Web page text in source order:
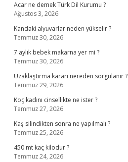
Acar ne demek Türk Dil Kurumu ?
Ağustos 3, 2026
Kandaki alyuvarlar neden yükselir ?
Temmuz 30, 2026
7 aylık bebek makarna yer mi ?
Temmuz 30, 2026
Uzaklaştırma kararı nereden sorgulanır ?
Temmuz 29, 2026
Koç kadını cinsellikte ne ister ?
Temmuz 27, 2026
Kaş silindikten sonra ne yapılmalı ?
Temmuz 25, 2026
450 mt kaç kilodur ?
Temmuz 24, 2026